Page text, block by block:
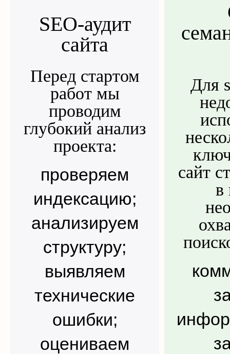
SEO-аудит
сайта
Перед стартом
работ мы
проводим
глубокий анализ
проекта:
проверяем
индексацию;
анализируем
структуру;
выявляем
технические
ошибки;
оцениваем
Для
сайт
в